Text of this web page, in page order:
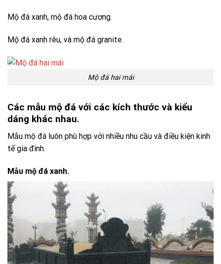
Mộ đá xanh, mộ đá hoa cương.
Mộ đá xanh rêu, và mộ đá granite.
Mộ đá hai mái
Các mẫu mộ đá với các kích thước và kiểu
dáng khác nhau.
Mẫu mộ đá luôn phù hợp với nhiều nhu cầu và điều kiện kinh
tế gia đình.
Mẫu mộ đá xanh.